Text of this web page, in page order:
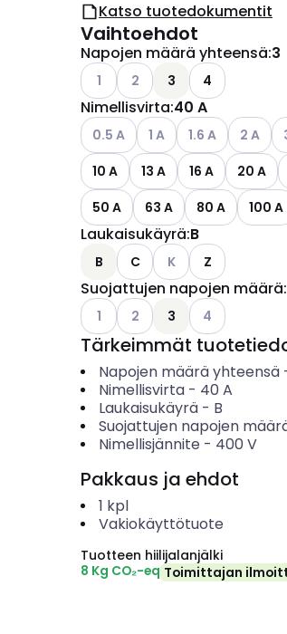
Katso tuotedokumentit
Vaihtoehdot
Napojen määrä yhteensä:3
Katso käytettävissä olevat
1 Katso käytettävissä olevat
2 3 4
Nimellisvirta:40 A
Katso käytettävissä olevat
0.5 A Katso käytettävissä
1 A Katso
1.6 A Katso
2 A
10 A
13 A 16 A 20 A
50 A
63 A 80 A 100 A
Laukaisukäyrä:B
B C Katso käytettävissä
K Z
Suojattujen napojen määrä:
Katso käytettävissä olevat
1 Katso käytettävissä olevat
2 3 Katso
4
Tärkeimmät
Napojen määrä yhteensä
Nimellisvirta- 40 A
Laukaisukäyrä- B
Suojattujen napojen
Nimellisjännite - 400 V
Pakkaus ja ehdot
1 kpl
Vakiokäyttötuote
Tuotteen hiilijalanjälki
8 Kg CO₂-eq Toimittajan